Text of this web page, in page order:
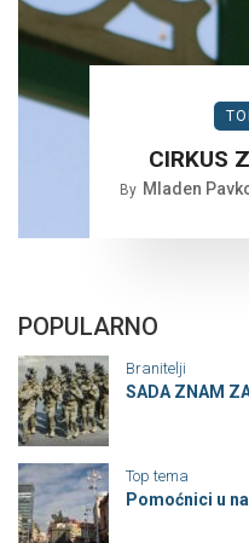
CIRKUS
By Mladen
POPULARNO
Branitelji
SADA ZNAM
Top tema
Pomoćnici u